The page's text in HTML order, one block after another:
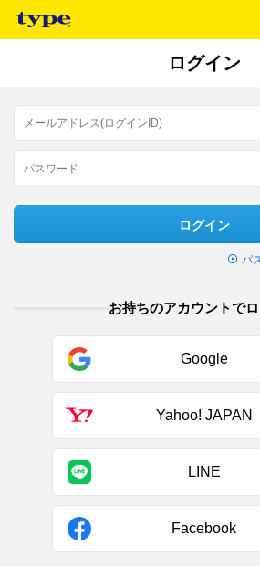
ログイン
ログイン
パ
お持ちのアカウントで
Google
Yahoo! JAPAN
LINE
Facebook